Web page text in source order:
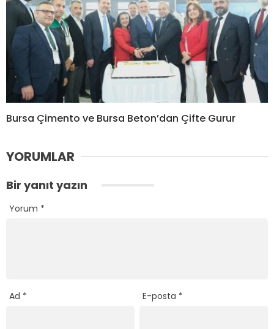
Bursa Çimento ve Bursa Beton’dan Çifte Gurur
YORUMLAR
Bir yanıt yazın
Yorum *
Ad * E-posta *